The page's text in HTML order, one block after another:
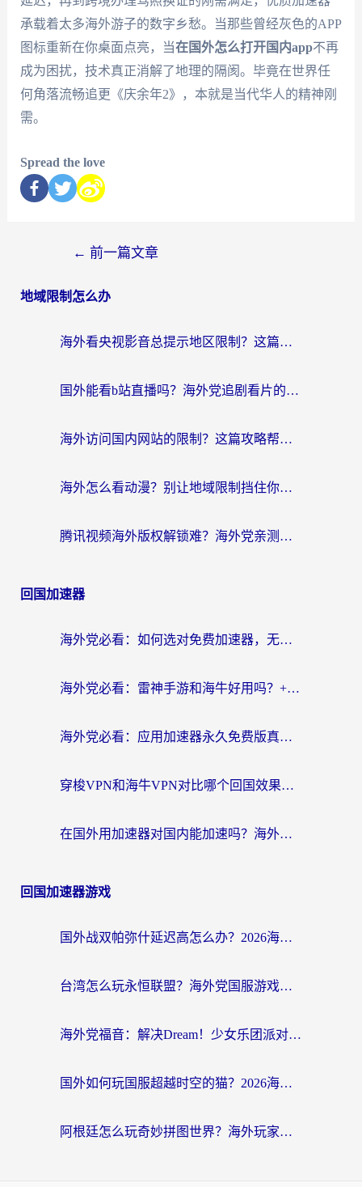
承载着太多海外游子的数字乡愁。当那些曾经灰色的APP
图标重新在你桌面点亮，当在国外怎么打开国内app不再
成为困扰，技术真正消解了地理的隔阂。毕竟在世界任
何角落流畅追更《庆余年2》，本就是当代华人的精神刚
需。
Spread the love
← 前一篇文章
地域限制怎么办
海外看央视影音总提示地区限制？这篇教你选对回国加速器，流畅追剧不踩坑
国外能看b站直播吗？海外党追剧看片的终极解决方案来了
海外访问国内网站的限制？这篇攻略帮你无缝解锁12306、12123和国内影音
海外怎么看动漫？别让地域限制挡住你的追番快乐
腾讯视频海外版权解锁难？海外党亲测：选对回国加速器，追剧观影零障碍
回国加速器
海外党必看：如何选对免费加速器，无缝访问国内资源不踩坑？
海外党必看：雷神手游和海牛好用吗？+3款热门加速器实测对比，附番茄加速器无缝回国指南
海外党必看：应用加速器永久免费版真的存在吗？教你选对回国加速器无缝刷国内资源
穿梭VPN和海牛VPN对比哪个回国效果更好？海外华人亲测3款热门加速器+避坑指南
在国外用加速器对国内能加速吗？海外党亲测有效的无缝访问指南
回国加速器游戏
国外战双帕弥什延迟高怎么办？2026海外畅玩国服游戏终极指南（附实测工具推荐）
台湾怎么玩永恒联盟？海外党国服游戏加速器选择全攻略（附3大热门游戏实测）
海外党福音：解决Dream！少女乐团派对！国外延迟的实用指南，附北美英国游戏加速方案
国外如何玩国服超越时空的猫？2026海外党必看的加速器选择指南
阿根廷怎么玩奇妙拼图世界？海外玩家国服游戏加速全攻略（附帕斯卡契约战舰少女解决方案）